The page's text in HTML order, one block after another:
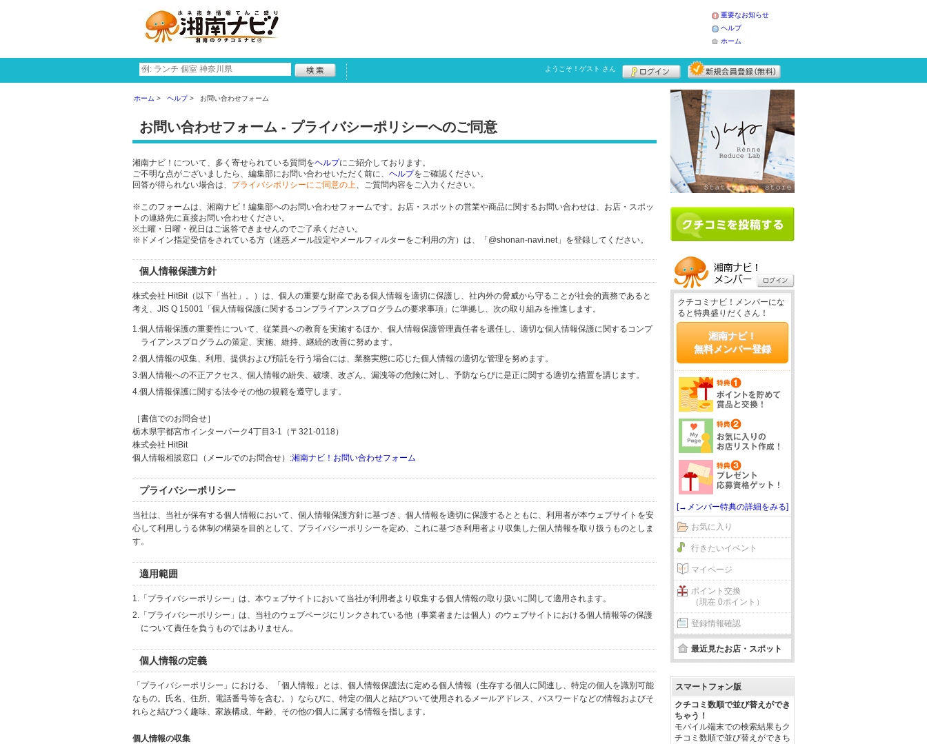
重要なお知らせ
ヘルプ
ホーム
ようこそ！ ゲスト さん
ホーム ヘルプ お問い合わせフォーム
お問い合わせフォーム - プライバシーポリシーへのご同意
湘南ナビ！について、多く寄せられている質問をヘルプにご紹介しております。
ご不明な点がございましたら、編集部にお問い合わせいただく前に、 ヘルプをご確認ください。
回答が得られない場合は、 プライバシポリシーにご同意の上、ご質問内容をご入力ください。
※このフォームは、湘南ナビ！編集部へのお問い合わせフォームです。お店・スポットの営業や商品に関するお問い合わせは、お店・スポッ
トの連絡先に直接お問い合わせください。
※土曜・日曜・祝日はご返答できませんのでご了承ください。
※ドメイン指定受信をされている方（迷惑メール設定やメールフィルターをご利用の方）は、「@shonan-navi.net」を登録してください。
個人情報保護方針
株式会社 HitBit（以下「当社」。）は、個人の重要な財産である個人情報を適切に保護し、社内外の脅威から守ることが社会的責務であると
考え、JIS Q 15001「個人情報保護に関するコンプライアンスプログラムの要求事項」に準拠し、次の取り組みを推進します。
1.個人情報保護の重要性について、従業員への教育を実施するほか、個人情報保護管理責任者を選任し、適切な個人情報保護に関するコンプ
ライアンスプログラムの策定、実施、維持、継続的改善に努めます。
2.個人情報の収集、利用、提供および預託を行う場合には、業務実態に応じた個人情報の適切な管理を努めます。
3.個人情報への不正アクセス、個人情報の紛失、破壊、改ざん、漏洩等の危険に対し、予防ならびに是正に関する適切な措置を講じます。
4.個人情報保護に関する法令その他の規範を遵守します。
［書信でのお問合せ］
栃木県宇都宮市インターパーク4丁目3-1（〒321-0118）
株式会社 HitBit
個人情報相談窓口（メールでのお問合せ）:湘南ナビ！お問い合わせフォーム
プライバシーポリシー
当社は、当社が保有する個人情報において、個人情報保護方針に基づき、個人情報を適切に保護するとともに、利用者が本ウェブサイトを安
心して利用しうる体制の構築を目的として、プライバシーポリシーを定め、これに基づき利用者より収集した個人情報を取り扱うものとしま
す。
適用範囲
1.「プライバシーポリシー」は、本ウェブサイトにおいて当社が利用者より収集する個人情報の取り扱いに関して適用されます。
2.「プライバシーポリシー」は、当社のウェブページにリンクされている他（事業者または個人）のウェブサイトにおける個人情報等の保護
について責任を負うものではありません。
個人情報の定義
「プライバシーポリシー」における、「個人情報」とは、個人情報保護法に定める個人情報（生存する個人に関連し、特定の個人を識別可能
なもの。氏名、住所、電話番号等を含む。）ならびに、特定の個人と結びついて使用されるメールアドレス、パスワードなどの情報およびそ
れらと結びつく趣味、家族構成、年齢、その他の個人に属する情報を指します。
個人情報の収集
クチコミナビ！メンバーにな
ると特典盛りだくさん！
湘南ナビ！
無料メンバー登録
[→メンバー特典の詳細をみる]
お気に入り
行きたいイベント
マイページ
ポイント交換
（現在 0ポイント）
登録情報確認
最近見たお店・スポット
スマートフォン版
クチコミ数順で並び替えができ
ちゃう！
モバイル端末での検索結果もク
チコミ数順で並び替えができち